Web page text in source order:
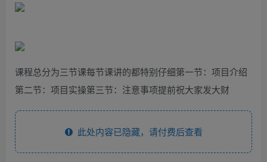
课程总分为三节课每节课讲的都特别仔细第一节：项目介绍
第二节：项目实操第三节：注意事项提前祝大家发大财
此处内容已隐藏，请付费后查看